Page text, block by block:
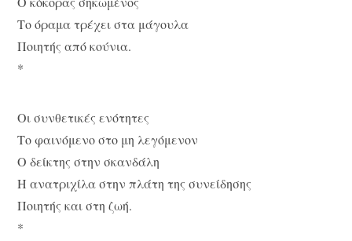
Το όραμα τρέχει στα μάγουλα
Ποιητής από κούνια.
*
Οι συνθετικές ενότητες
Το φαινόμενο στο μη λεγόμενον
Ο δείκτης στην σκανδάλη
Η ανατριχίλα στην πλάτη της συνείδησης
Ποιητής και στη ζωή.
*